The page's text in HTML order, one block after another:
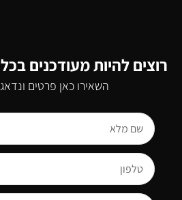
רוצים להיות מעודכנים
השאירו כאן פרטים